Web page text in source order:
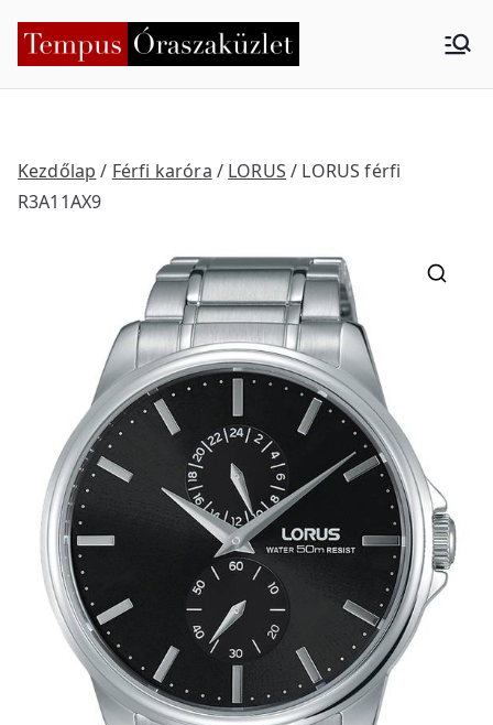
Tempus
küzlet
Kezdőlap / Férfi karóra / LORUS / LORUS férfi
R3A11AX9